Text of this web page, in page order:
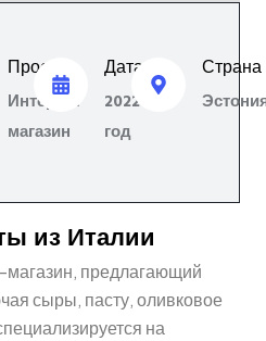
Проект
Интернет
магазин
Дата
2022
год
Страна
из Италии
предлагающий
сыры, пасту, оливковое
на